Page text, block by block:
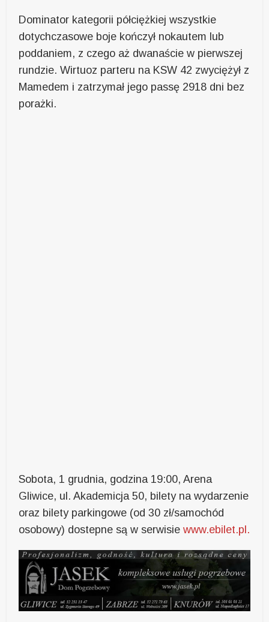
Dominator kategorii półciężkiej wszystkie
dotychczasowe boje kończył nokautem lub
poddaniem, z czego aż dwanaście w pierwszej
rundzie. Wirtuoz parteru na KSW 42 zwyciężył z
Mamedem i zatrzymał jego passę 2918 dni bez
porażki.
Sobota, 1 grudnia, godzina 19:00, Arena
Gliwice, ul. Akademicja 50, bilety na wydarzenie
oraz bilety parkingowe (od 30 zł/samochód
osobowy) dostepne są w serwisiewww.ebilet.pl.